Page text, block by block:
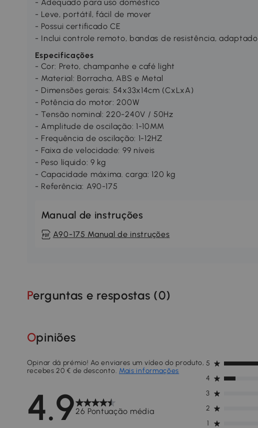
- Adequado para uso doméstico
- Leve, portátil, fácil de mover
- Possui certificado CE
- Inclui controle remoto, bandas de resistência,
Especificações
- Cor: Preto, champanhe e café light
- Material: Borracha, ABS e Metal
- Dimensões gerais: 54x33x14cm (CxLxA)
- Potência do motor: 200W
- Tensão nominal: 220-240V / 50Hz
- Amplitude de oscilação: 1-10MM
- Frequência de oscilação: 1-12HZ
- Faixa de velocidade: 99 níveis
- Peso líquido: 9 kg
- Capacidade máxima. carga: 120 kg
- Referência: A90-175
Manual de instruções
A90-175 Manual de instruções
Perguntas e respostas (0)
Opiniões
4.926 Pontuação média
Opinar dá prémio! Ao enviares um vídeo do produto,
recebes 20 € de desconto. Mais informações
1
2
3
4
5